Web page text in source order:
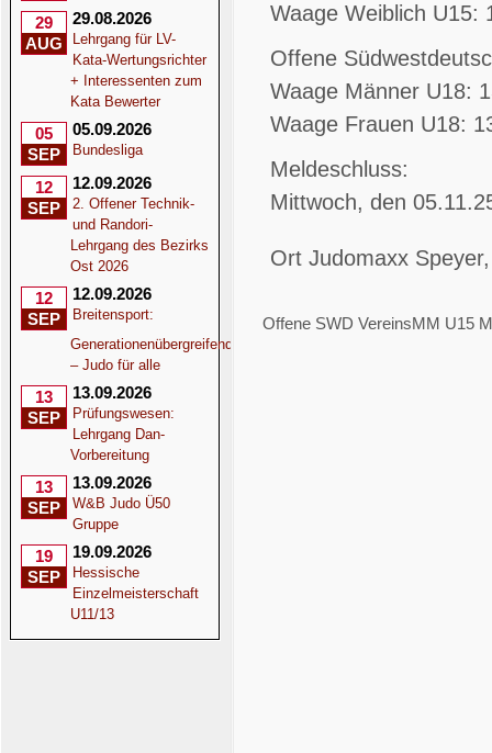
29
AUG
29.08.2026
Lehrgang für LV-
Kata-Wertungsrichter
+ Interessenten zum
Kata Bewerter
05
SEP
05.09.2026
Bundesliga
12
SEP
12.09.2026
2. Offener Technik-
und Randori-
Lehrgang des Bezirks
Ost 2026
12
SEP
12.09.2026
Breitensport:
Generationenübergreifend
– Judo für alle
13
SEP
13.09.2026
Prüfungswesen:
Lehrgang Dan-
Vorbereitung
13
SEP
13.09.2026
W&B Judo Ü50
Gruppe
19
SEP
19.09.2026
Hessische
Einzelmeisterschaft
U11/13
Waage Weiblich U15:
Offene
Waage Männer U18:
Waage Frauen U18:
Meldeschluss:
Mittwoch, den
OrtJudomaxx
Offene SWD VereinsMM U15